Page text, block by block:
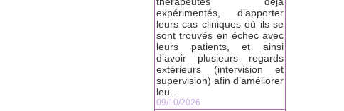
expérimentés, d’apporter
leurs cas cliniques où ils se
sont trouvés en échec avec
leurs patients, et ainsi
d’avoir plusieurs regards
extérieurs (intervision et
supervision) afin d’améliorer
leu...
09/10/2026